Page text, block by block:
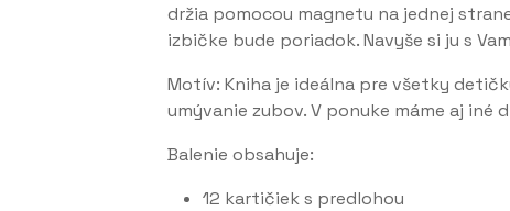
držia pomocou magnetu na jednej
izbičke bude poriadok. Navyše si ju s
Motív: Kniha je ideálna pre všetky
umývanie zubov. V ponuke máme aj iné
Balenie obsahuje:
12 kartičiek s predlohou